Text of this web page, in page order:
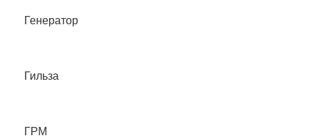
Генератор
Гильза
ГРМ